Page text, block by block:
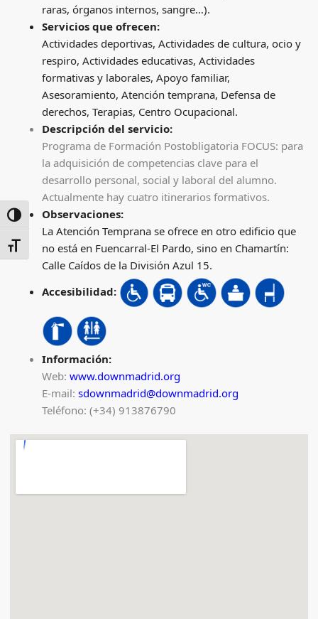
ALTERNAR ALTO CONTRASTE
ALTERNAR TAMAÑO DE LETRA
raras, órganos internos, sangre…).
Servicios que ofrecen:
Actividades deportivas, Actividades de cultura, ocio y
respiro, Actividades educativas, Actividades
formativas y laborales, Apoyo familiar,
Asesoramiento, Atención temprana, Defensa de
derechos, Terapias, Centro Ocupacional.
Descripción del servicio:
Programa de Formación Postobligatoria FOCUS: para
la adquisición de competencias clave para el
desarrollo personal, social y laboral del alumno.
Actualmente hay cuatro itinerarios formativos.
Observaciones:
La Atención Temprana se ofrece en otro edificio que
no está en Fuencarral-El Pardo, sino en Chamartín:
Calle Caídos de la División Azul 15.
Accesibilidad:
Información:
Web: www.downmadrid.org
E-mail: sdownmadrid@downmadrid.org
Teléfono: (+34) 913876790